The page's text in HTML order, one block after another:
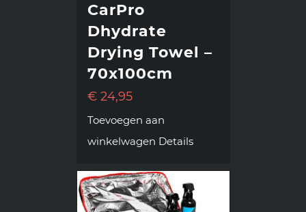
CarPro
Dhydrate
Drying Towel –
70x100cm
€24,95
Toevoegen aan
winkelwagen Details